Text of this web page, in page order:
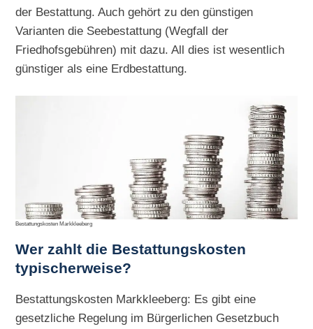
der Bestattung. Auch gehört zu den günstigen
Varianten die Seebestattung (Wegfall der
Friedhofsgebühren) mit dazu. All dies ist wesentlich
günstiger als eine Erdbestattung.
Bestattungskosten Markkleeberg
Wer zahlt die Bestattungskosten
typischerweise?
Bestattungskosten Markkleeberg: Es gibt eine
gesetzliche Regelung im Bürgerlichen Gesetzbuch